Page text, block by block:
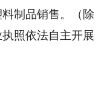
制品销售。（除
照依法自主开展